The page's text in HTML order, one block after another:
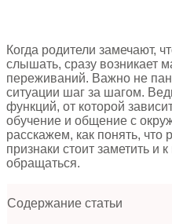
Когда родители замечают,
слышать, сразу возникает
переживаний. Важно не
ситуации шаг за шагом.
функций, от которой
обучение и общение с
расскажем, как понять, что
признаки стоит заметить и
обращаться.
Содержание статьи